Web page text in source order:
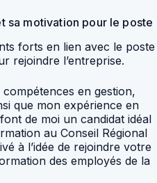
sa motivation pour le poste
forts en lien avec le poste
rejoindre l’entreprise.
en gestion,
que mon expérience en
de moi un candidat idéal
au Conseil Régional
à l’idée de rejoindre votre
des employés de la